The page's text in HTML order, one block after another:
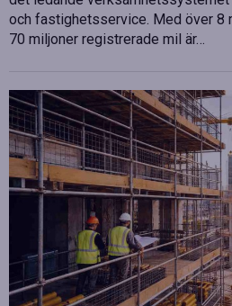
och fastighetsservice. Med över 8
70 miljoner registrerade mil är…